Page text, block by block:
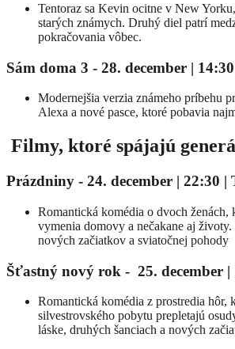
Tentoraz sa Kevin ocitne v New
starých známych. Druhý diel patrí
pokračovania vôbec.
Sám doma 3 - 28. december | 14:30
Modernejšia verzia známeho príbehu
Alexa a nové pasce, ktoré pobavia
Filmy, ktoré spájajú
Prázdniny - 24. december | 22:30 |
Romantická komédia o dvoch ženách,
vymenia domovy a nečakane aj
nových začiatkov a sviatočnej pohody
Šťastný nový rok - 25. december
Romantická komédia z prostredia hôr,
silvestrovského pobytu prepletajú
láske, druhých šanciach a nových